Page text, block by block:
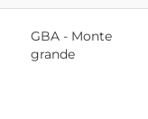
GBA - Monte
grande